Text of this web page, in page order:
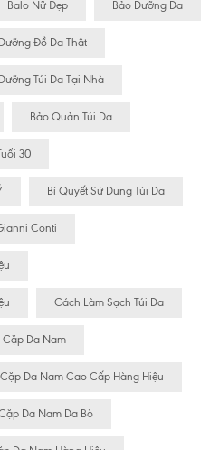
Balo Nữ Đẹp Bảo Dưỡng Da
Đồ Da Thật
Túi Da Tại Nhà
Bảo Quản Túi Da
30
Bí Quyết Sử Dụng Túi Da
Conti
Cách Làm Sạch Túi Da
Cặp Da Nam
Cặp Da Nam Cao Cấp Hàng Hiệu
Da Nam Da Bò